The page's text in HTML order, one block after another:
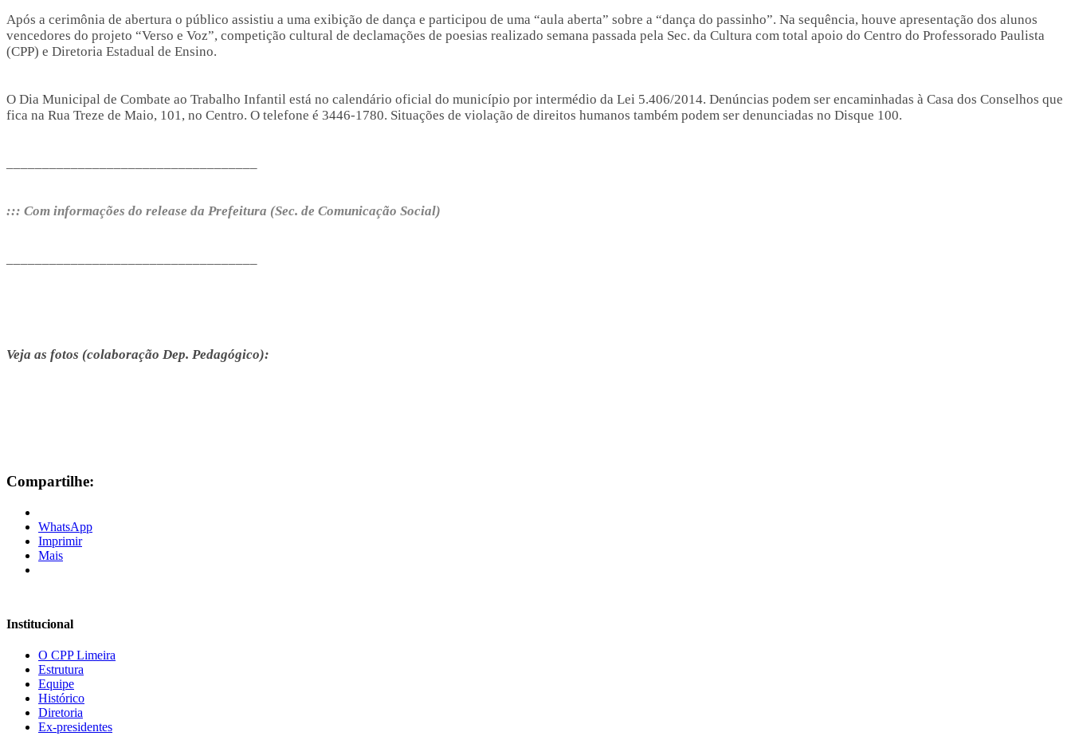
Após a cerimônia de abertura o público assistiu a uma exibição de dança e participou de uma “aula aberta” sobre a “dança do passinho”. Na sequência, houve apresentação dos alunos
vencedores do projeto “Verso e Voz”, competição cultural de declamações de poesias realizado semana passada pela Sec. da Cultura com total apoio do Centro do Professorado Paulista
(CPP) e Diretoria Estadual de Ensino.
O Dia Municipal de Combate ao Trabalho Infantil está no calendário oficial do município por intermédio da Lei 5.406/2014. Denúncias podem ser encaminhadas à Casa dos Conselhos que
fica na Rua Treze de Maio, 101, no Centro. O telefone é 3446-1780. Situações de violação de direitos humanos também podem ser denunciadas no Disque 100.
::: Com informações do release da Prefeitura (Sec. de Comunicação Social)
Veja as fotos (colaboração Dep. Pedagógico):
Compartilhe:
WhatsApp
Imprimir
Mais
Institucional
O CPP Limeira
Estrutura
Equipe
Histórico
Diretoria
Ex-presidentes